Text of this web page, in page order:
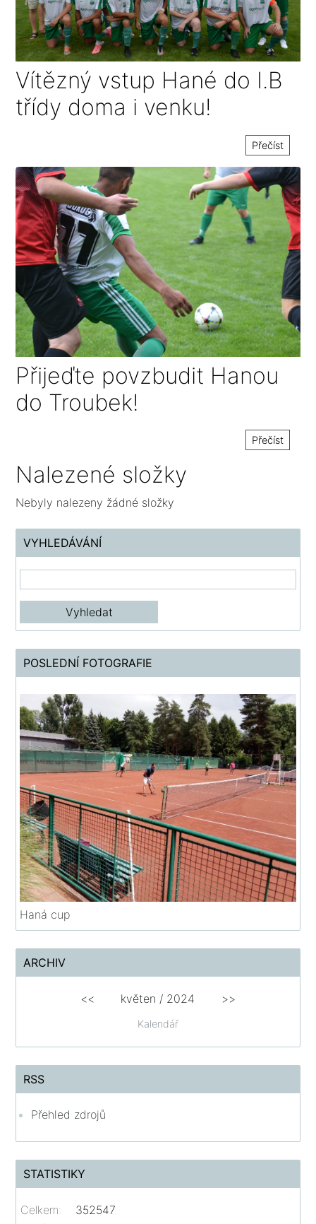
Vítězný vstup Hané do I.B
třídy doma i venku!
Přečíst
Přijeďte povzbudit Hanou
do Troubek!
Přečíst
Nalezené složky
Nebyly nalezeny žádné složky
VYHLEDÁVÁNÍ
POSLEDNÍ FOTOGRAFIE
Haná cup
ARCHIV
Kalendář
<< květen / 2024 >>
RSS
Přehled zdrojů
STATISTIKY
Celkem:
352547